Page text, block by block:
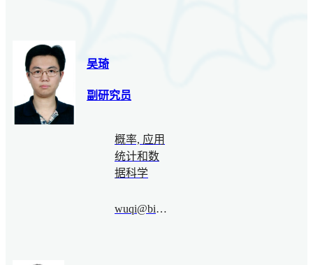
吴琦
副研究员
概率, 应用
统计和数
据科学
wuqi@bimsa.cn